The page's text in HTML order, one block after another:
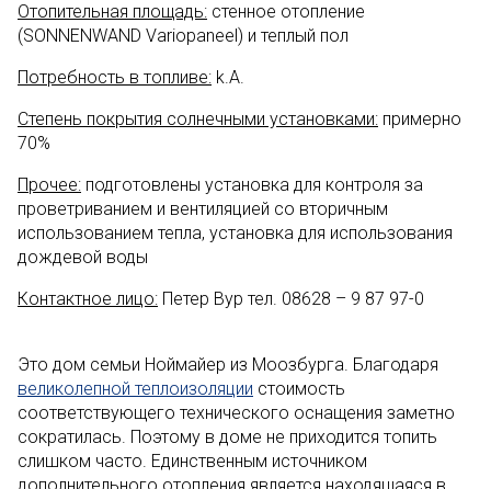
Отопительная площадь: стенное отопление
(SONNENWAND Variopaneel) и теплый пол
Потребность в топливе: k.A.
Степень покрытия солнечными установками: примерно
70%
Прочее: подготовлены установка для контроля за
проветриванием и вентиляцией со вторичным
использованием тепла, установка для использования
дождевой воды
Контактное лицо: Петер Вур тел. 08628 – 9 87 97-0
Это дом семьи Ноймайер из Моозбурга. Благодаря
великолепной теплоизоляции стоимость
соответствующего технического оснащения заметно
сократилась. Поэтому в доме не приходится топить
слишком часто. Единственным источником